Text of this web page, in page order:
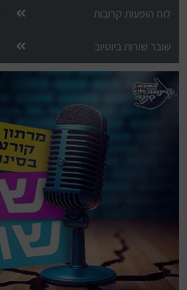
הצגות ילדים
הופעות חיות
הצגות תיאטרון
מחזות זמר
הרצאות
לוח הופעות קרובות
שובר שורות ביוטיוב